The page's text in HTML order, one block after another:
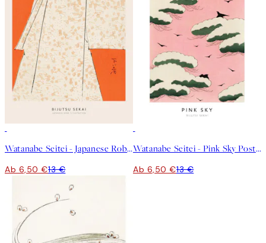
Watanabe Seitei - Japanese Robe Illustration Poster
Ab 6,50 €13 €
Watanabe Seitei - Pink Sky Poster
Ab 6,50 €13 €